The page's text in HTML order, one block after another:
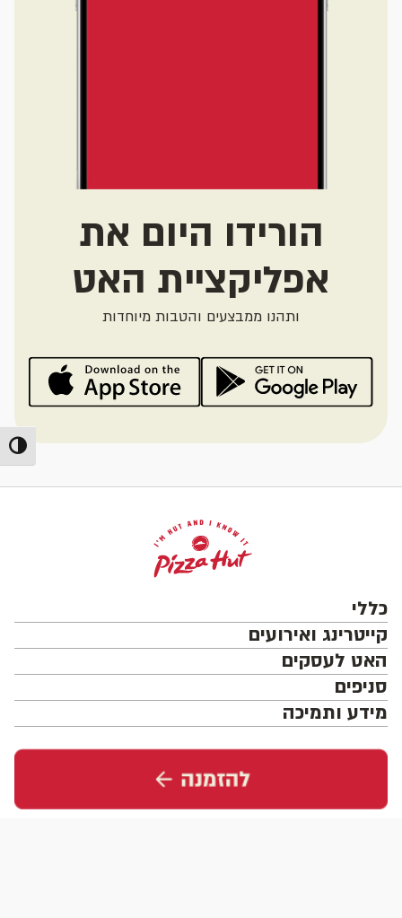
מתג
הורידו היום את
אפליקציית האט
ותהנו ממבצעים והטבות מיוחדות
כללי
קייטרינג ואירועים
האט לעסקים
סניפים
מידע ותמיכה